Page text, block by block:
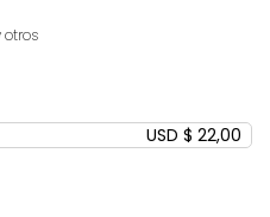
otros
USD $ 22,00